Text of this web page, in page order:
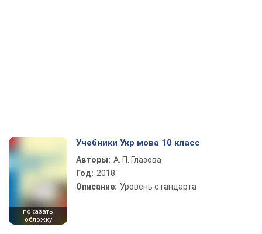
показать
обложку
Учебники Укр мова 10 класс
Авторы: А. П. Глазова
Год: 2018
Описание: Уровень стандарта